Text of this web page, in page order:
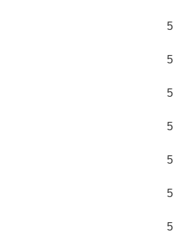
5
5
5
5
5
5
5